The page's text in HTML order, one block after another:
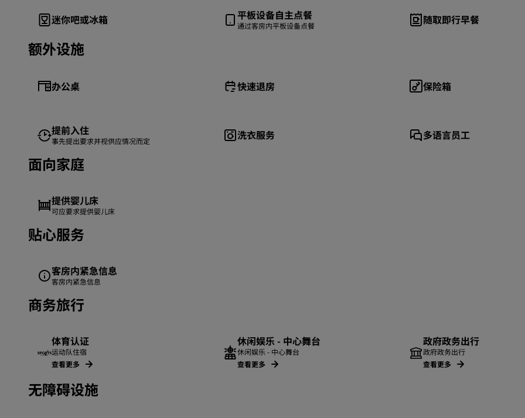
迷你吧或冰箱 平板设备自主点餐
通过客房内平板设备点餐 随取即行早餐
额外设施
办公桌 快速退房 保险箱
提前入住
事先提出要求并视供应情况而定 洗衣服务 多语言员工
面向家庭
提供婴儿床
可应要求提供婴儿床
贴心服务
客房内紧急信息
客房内紧急信息
商务旅行
体育认证
运动队住宿
查看更多
休闲娱乐 - 中心舞台
休闲娱乐 - 中心舞台
查看更多
政府政务出行
政府政务出行
查看更多
无障碍设施